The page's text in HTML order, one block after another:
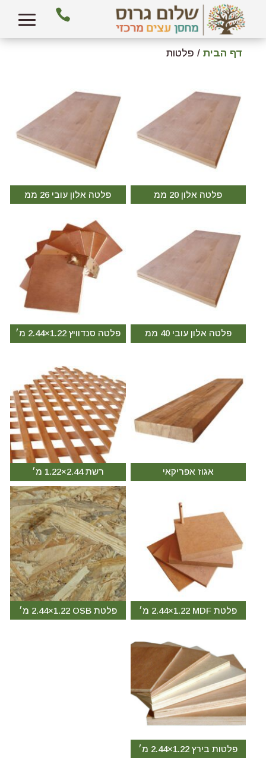

דף הבית/ פלטות
פלטה אלון 20 ממ פלטה אלון עובי 26 ממ
פלטה אלון עובי 40 ממ פלטה סנדוויץ 1.22×2.44 מ׳
אגוז אפריקאי רשת 2.44×1.22 מ׳
פלטת MDF ‏1.22×2.44 מ׳ פלטת OSB ‏1.22×2.44 מ׳
פלטות בירץ 1.22×2.44 מ׳